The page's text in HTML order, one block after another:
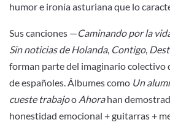
humor e ironía asturiana que lo
Sus canciones —Caminando por la
Sin noticias de Holanda, Contigo,
forman parte del imaginario colectivo
de españoles. Álbumes como Un
cueste trabajoo Ahorahan
honestidad emocional + guitarras +